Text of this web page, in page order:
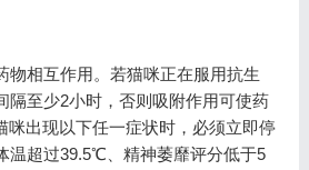
物相互作用。若猫咪正在服用抗生
隔至少2小时，否则吸附作用可使药
咪出现以下任一症状时，必须立即停
温超过39.5℃、精神萎靡评分低于5